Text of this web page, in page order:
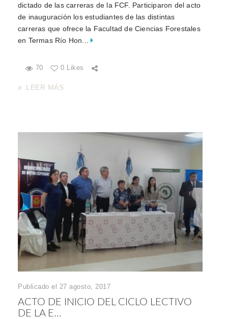
dictado de las carreras de la FCF. Participaron del acto
de inauguración los estudiantes de las distintas
carreras que ofrece la Facultad de Ciencias Forestales
en Termas Río Hon...
70 0 Likes
LEER MÁS
Publicado el 27 agosto, 2017
ACTO DE INICIO DEL CICLO LECTIVO
DE LA E...